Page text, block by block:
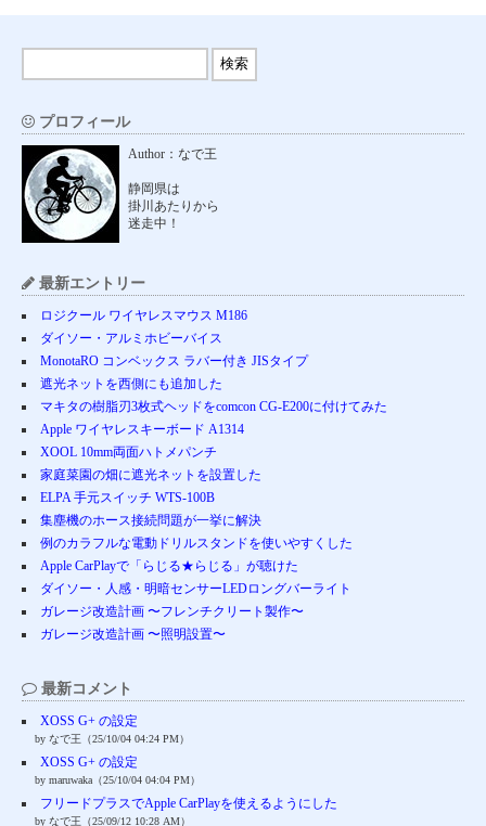
プロフィール
Author：なで王
静岡県は
掛川あたりから
迷走中！
最新エントリー
ロジクール ワイヤレスマウス M186
ダイソー・アルミホビーバイス
MonotaRO コンベックス ラバー付き JISタイプ
遮光ネットを西側にも追加した
マキタの樹脂刃3枚式ヘッドをcomcon CG-E200に付けてみた
Apple ワイヤレスキーボード A1314
XOOL 10mm両面ハトメパンチ
家庭菜園の畑に遮光ネットを設置した
ELPA 手元スイッチ WTS-100B
集塵機のホース接続問題が一挙に解決
例のカラフルな電動ドリルスタンドを使いやすくした
Apple CarPlayで「らじる★らじる」が聴けた
ダイソー・人感・明暗センサーLEDロングバーライト
ガレージ改造計画 〜フレンチクリート製作〜
ガレージ改造計画 〜照明設置〜
最新コメント
XOSS G+ の設定
by なで王（25/10/04 04:24 PM）
XOSS G+ の設定
by maruwaka（25/10/04 04:04 PM）
フリードプラスでApple CarPlayを使えるようにした
by なで王（25/09/12 10:28 AM）